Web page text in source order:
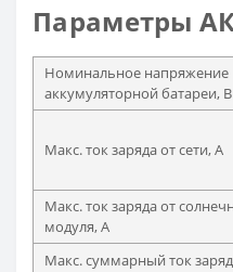
Параметры
Номинальное напряжение
аккумуляторной батареи, В
Макс. ток заряда от сети, А
Макс. ток заряда от
модуля, А
Макс. суммарный ток